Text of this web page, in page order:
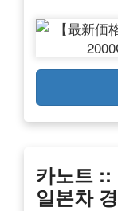
카노트 ::
일본차